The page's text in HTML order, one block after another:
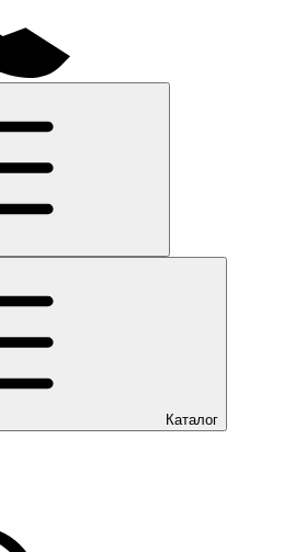
Каталог